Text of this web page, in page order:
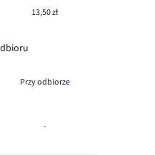
13,50 zł
Przy odbiorze
-